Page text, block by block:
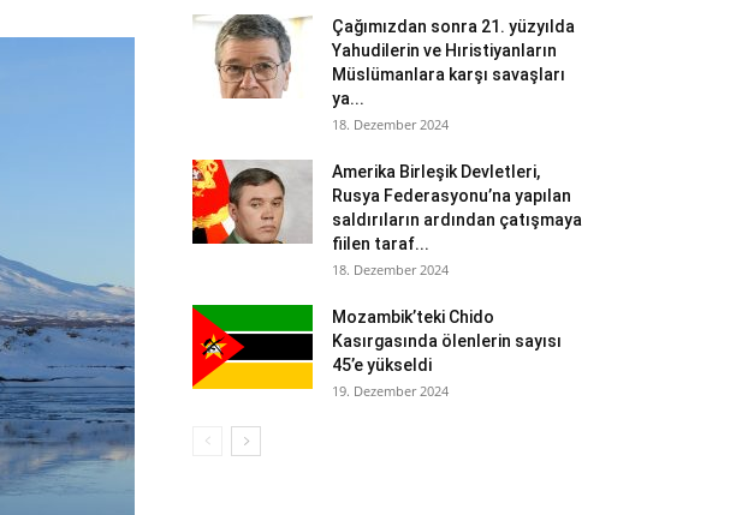
Çağımızdan sonra 21. yüzyılda
Yahudilerin ve Hıristiyanların
Müslümanlara karşı savaşları
ya...
18. Dezember 2024
Amerika Birleşik Devletleri,
Rusya Federasyonu’na yapılan
saldırıların ardından çatışmaya
fiilen taraf...
18. Dezember 2024
Mozambik’teki Chido
Kasırgasında ölenlerin sayısı
45’e yükseldi
19. Dezember 2024